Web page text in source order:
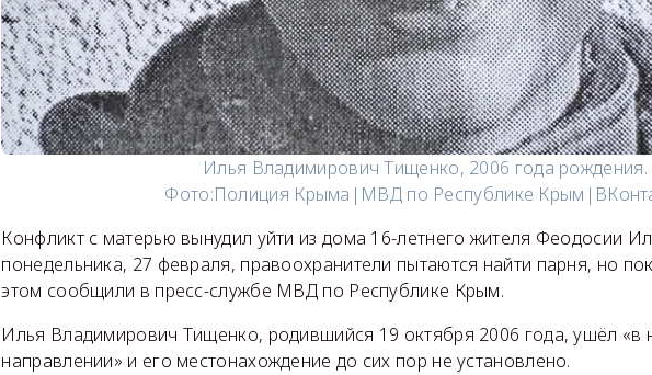
Илья Владимирович Тищенко, 2006 года рождения.
Фото:Полиция Крыма|МВД по Республике
Конфликт с матерью вынудил уйти из дома 16-летнего жителя Феодосии
понедельника, 27 февраля, правоохранители пытаются найти парня, но
этом сообщили в пресс-службе МВД по Республике Крым.
Илья Владимирович Тищенко, родившийся 19 октября 2006 года, ушёл «в
направлении» и его местонахождение до сих пор не установлено.